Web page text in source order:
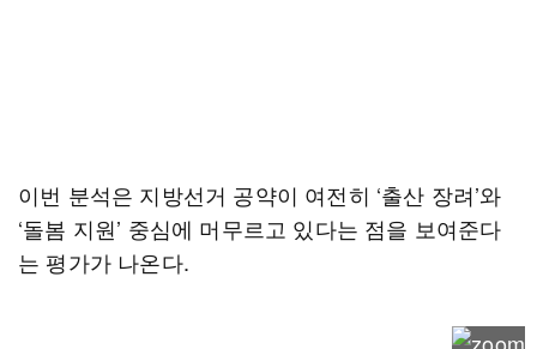
이번 분석은 지방선거 공약이 여전히 ‘출산 장려’와
‘돌봄 지원’ 중심에 머무르고 있다는 점을 보여준다
는 평가가 나온다.